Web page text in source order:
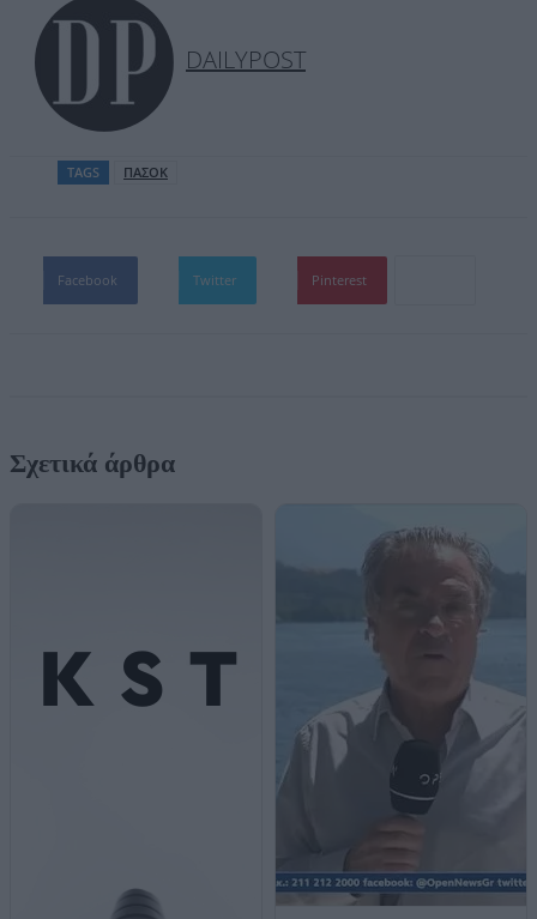
DAILYPOST
TAGS ΠΑΣΟΚ
Facebook Twitter Pinterest
Σχετικά άρθρα